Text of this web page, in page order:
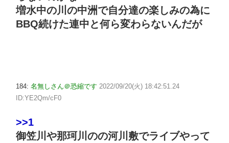
増水中の川の中洲で自分達の楽しみの為に
BBQ続けた連中と何ら変わらないんだが
184: 名無しさん＠恐縮です 2022/09/20(火) 18:42:51.24
ID:YE2Qm/cF0
>>1
御笠川や那珂川のの河川敷でライブやって